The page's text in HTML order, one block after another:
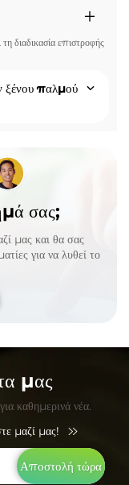
διαδικασία επιστροφής
ξένου παλμού
σας;
μας και θα σας
για να λυθεί το
μας
καθημερινά νέα.
μαζί μας!
Αποστολή τώρα